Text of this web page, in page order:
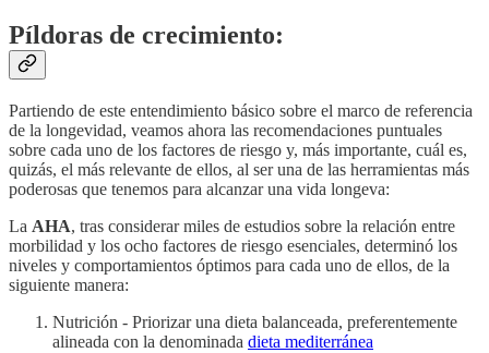
Píldoras de crecimiento:
Partiendo de este entendimiento básico sobre el marco de referencia
de la longevidad, veamos ahora las recomendaciones puntuales
sobre cada uno de los factores de riesgo y, más importante, cuál es,
quizás, el más relevante de ellos, al ser una de las herramientas más
poderosas que tenemos para alcanzar una vida longeva:
La AHA, tras considerar miles de estudios sobre la relación entre
morbilidad y los ocho factores de riesgo esenciales, determinó los
niveles y comportamientos óptimos para cada uno de ellos, de la
siguiente manera:
Nutrición - Priorizar una dieta balanceada, preferentemente
alineada con la denominada dieta mediterránea